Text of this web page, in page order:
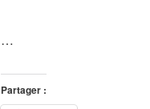
…
Partager :